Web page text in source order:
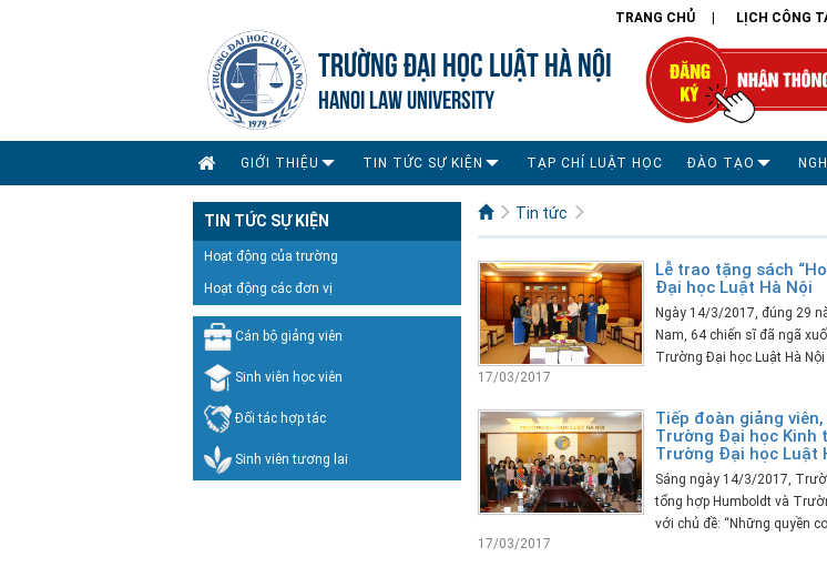
TRANG CHỦ LỊCH CÔNG
TRƯỜNG ĐẠI HỌC LUẬT HÀ NỘI
HANOI LAW UNIVERSITY
GIỚI THIỆU TIN TỨC SỰ KIỆN TẠP CHÍ LUẬT HỌC ĐÀO TẠO
TIN TỨC SỰ KIỆN
Hoạt động của trường
Hoạt động các đơn vị
Cán bộ giảng viên
Sinh viên học viên
Đối tác hợp tác
Sinh viên tương lai
Tin tức
Lễ trao tặng sách
Đại học Luật Hà Nội
Ngày 14/3/2017, đúng 29
Nam, 64 chiến sĩ đã ngã
Trường Đại học Luật Hà
17/03/2017
Tiếp đoàn giảng
Trường Đại học Kinh
Trường Đại học Luật
Sáng ngày 14/3/2017,
tổng hợp Humboldt và
với chủ đề: “Những quyền
17/03/2017